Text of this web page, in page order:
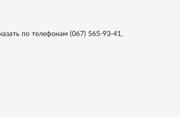
по телефонам (067) 565-93-41,